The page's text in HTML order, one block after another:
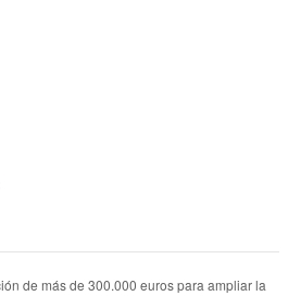
de más de 300.000 euros para ampliar la